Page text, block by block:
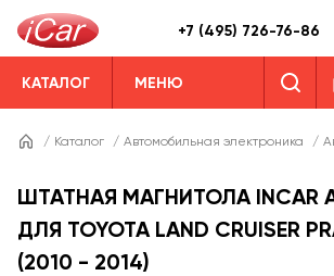
+7 (495) 726-76-86
КАТАЛОГ МЕНЮ
/ Каталог / Автомобильная электроника /
ШТАТНАЯ МАГНИТОЛА INCAR
ДЛЯ TOYOTA LAND CRUISER
(2010 - 2014)